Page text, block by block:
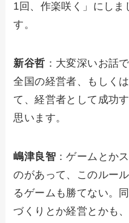
1回、作楽咲く」にし
す。
新谷哲 ：大変深いお話
全国の経営者、もしく
て、経営者として成功
思います。
嶋津良智 ：ゲームとか
のがあって、このルー
るゲームも勝てない。
づくりとか経営とかも